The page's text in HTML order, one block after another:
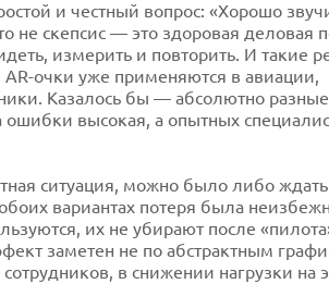
и честный вопрос: «Хорошо
не скепсис — это здоровая деловая
измерить и повторить. И такие
очки уже применяются в авиации,
Казалось бы — абсолютно
высокая, а опытных
ситуация, можно было либо ждать
вариантах потеря была
их не убирают после
заметен не по абстрактным
в снижении нагрузки на